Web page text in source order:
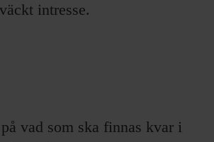
intresse.
vad som ska finnas kvar i